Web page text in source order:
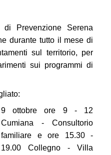
di Prevenzione Serena
durante tutto il mese di
sul territorio, per
sui programmi di
9 ottobre ore 9 - 12
Cumiana - Consultorio
familiare e ore 15.30 -
19.00 Collegno - Villa